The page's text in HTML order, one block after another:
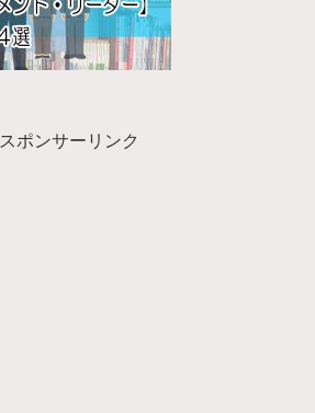
スポンサーリンク